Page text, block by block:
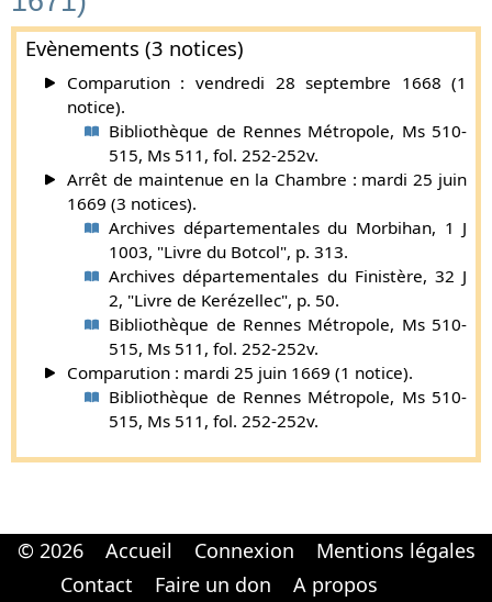
Evènements (3 notices)
Comparution : vendredi 28 septembre 1668 (1
notice).
Bibliothèque de Rennes Métropole, Ms 510-
515, Ms 511, fol. 252-252v.
Arrêt de maintenue en la Chambre : mardi 25 juin
1669 (3 notices).
Archives départementales du Morbihan, 1 J
1003, "Livre du Botcol", p. 313.
Archives départementales du Finistère, 32 J
2, "Livre de Kerézellec", p. 50.
Bibliothèque de Rennes Métropole, Ms 510-
515, Ms 511, fol. 252-252v.
Comparution : mardi 25 juin 1669 (1 notice).
Bibliothèque de Rennes Métropole, Ms 510-
515, Ms 511, fol. 252-252v.
© 2026 Accueil Connexion
Mentions légales
Contact
Faire un don A propos